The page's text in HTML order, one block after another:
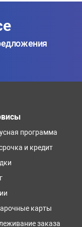
программа
и кредит
карты
заказа